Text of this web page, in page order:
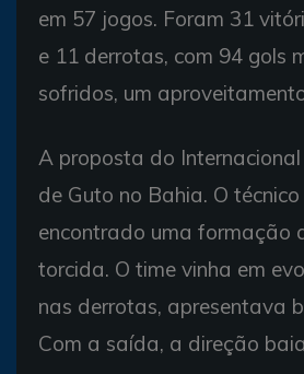
em 57 jogos. Foram 31
e 11 derrotas, com 94 gols
sofridos, um
A proposta do
de Guto no Bahia. O
encontrado uma formação
torcida. O time vinha em
nas derrotas, apresentava
Com a saída, a direção